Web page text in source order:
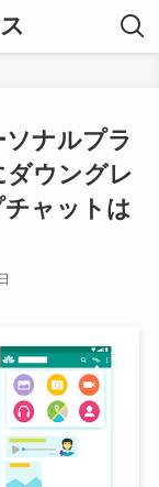
ナルプラ
ウングレ
ャットは